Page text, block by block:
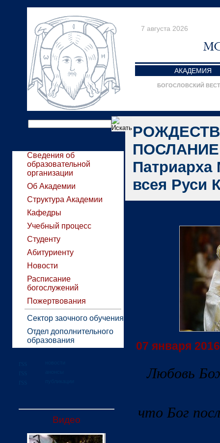
7 августа 2026
АКАДЕМИЯ
БОГОСЛОВСКИЙ
Сведения об
образовательной
организации
Об Академии
Структура Академии
Кафедры
Учебный процесс
Студенту
Абитуриенту
Новости
Расписание
богослужений
Пожертвования
Сектор заочного обучения
Отдел дополнительного
образования
Видео
ПОСЛАНИЕ
Патриарха
всея Руси
07 января 2016
Любовь
что Бог